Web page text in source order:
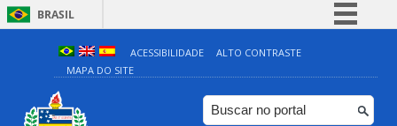
BRASIL
Simplifique!
Comunica BR
Participe
ACESSIBILIDADE
ALTO CONTRASTE
MAPA DO SITE